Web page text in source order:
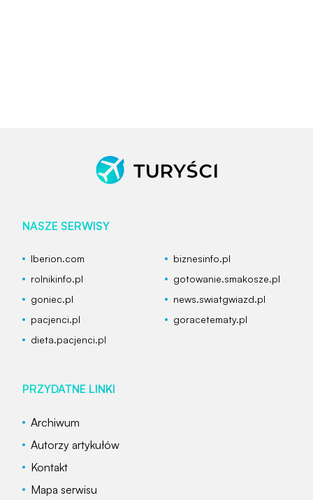
NASZE SERWISY
Iberion.com
biznesinfo.pl
rolnikinfo.pl
gotowanie.smakosze.pl
goniec.pl
news.swiatgwiazd.pl
pacjenci.pl
goracetematy.pl
dieta.pacjenci.pl
PRZYDATNE LINKI
Archiwum
Autorzy artykułów
Kontakt
Mapa serwisu